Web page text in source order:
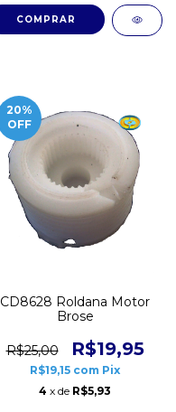
20%
OFF
CD8628 Roldana Motor
Brose
R$25,00 R$19,95
R$19,15 com Pix
4 x de R$5,93